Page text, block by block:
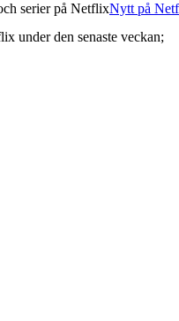
serier på NetflixNytt på
under den senaste veckan;